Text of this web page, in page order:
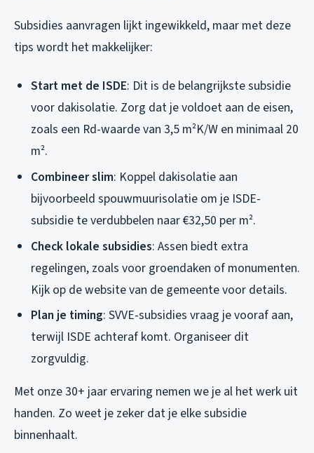
Subsidies aanvragen lijkt ingewikkeld, maar met deze
tips wordt het makkelijker:
Start met de ISDE: Dit is de belangrijkste subsidie
voor dakisolatie. Zorg dat je voldoet aan de eisen,
zoals een Rd-waarde van 3,5 m²K/W en minimaal 20
m².
Combineer slim: Koppel dakisolatie aan
bijvoorbeeld spouwmuurisolatie om je ISDE-
subsidie te verdubbelen naar €32,50 per m².
Check lokale subsidies: Assen biedt extra
regelingen, zoals voor groendaken of monumenten.
Kijk op de website van de gemeente voor details.
Plan je timing: SVVE-subsidies vraag je vooraf aan,
terwijl ISDE achteraf komt. Organiseer dit
zorgvuldig.
Met onze 30+ jaar ervaring nemen we je al het werk uit
handen. Zo weet je zeker dat je elke subsidie
binnenhaalt.